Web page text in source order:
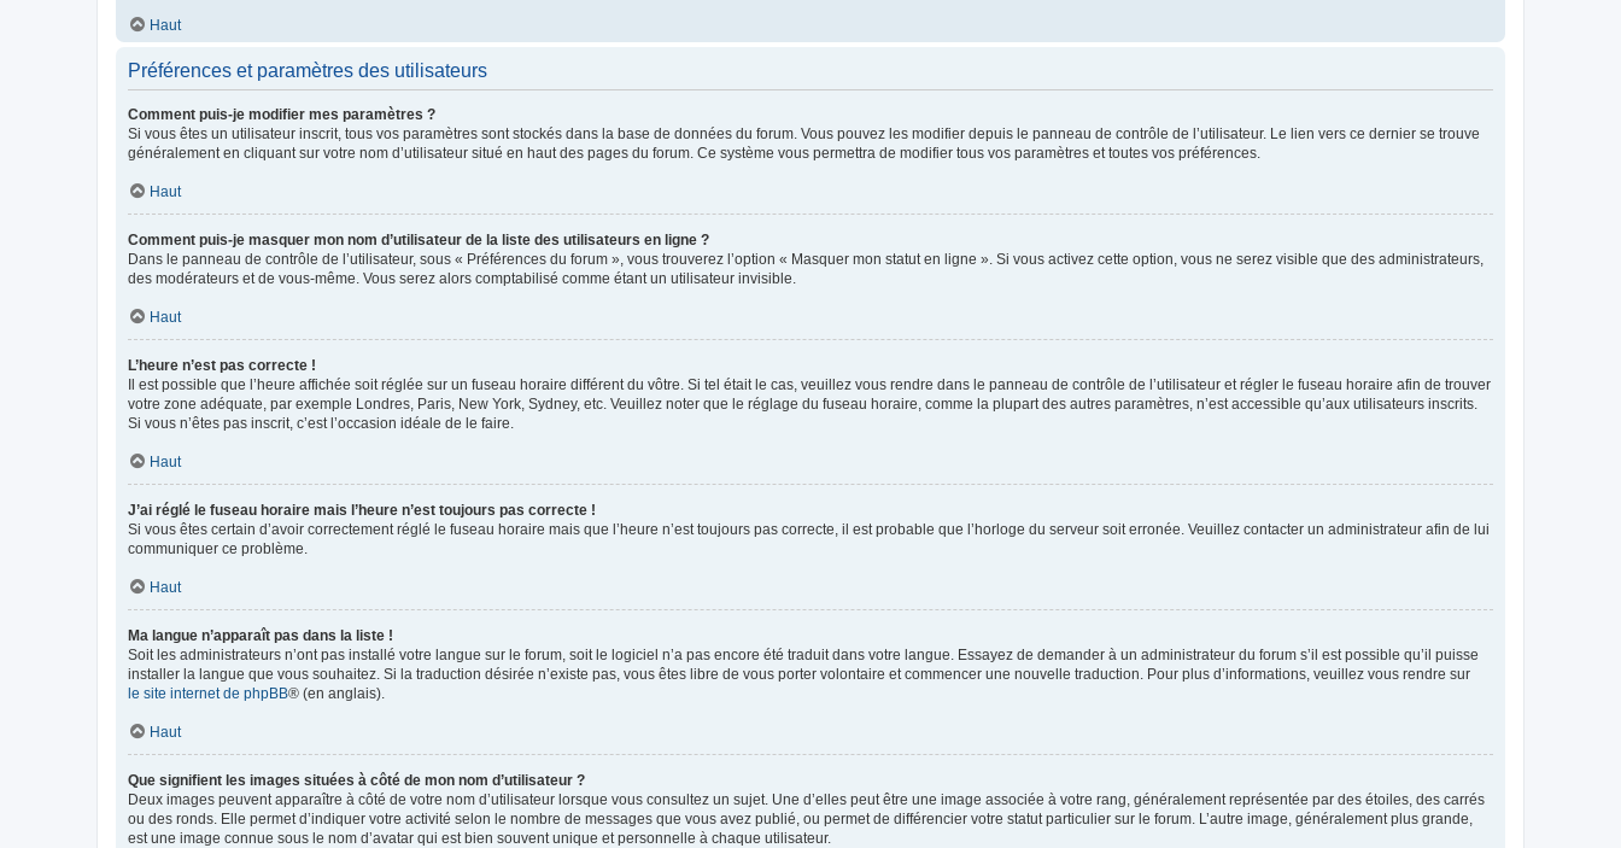
Haut
Préférences et paramètres des utilisateurs
Comment puis-je modifier mes paramètres ?
Si vous êtes un utilisateur inscrit, tous vos paramètres sont stockés dans la base de données du forum. Vous pouvez les modifier depuis le panneau de contrôle de l’utilisateur. Le lien vers ce dernier se trouve
généralement en cliquant sur votre nom d’utilisateur situé en haut des pages du forum. Ce système vous permettra de modifier tous vos paramètres et toutes vos préférences.
Haut
Comment puis-je masquer mon nom d’utilisateur de la liste des utilisateurs en ligne ?
Dans le panneau de contrôle de l’utilisateur, sous « Préférences du forum », vous trouverez l’option « Masquer mon statut en ligne ». Si vous activez cette option, vous ne serez visible que des administrateurs,
des modérateurs et de vous-même. Vous serez alors comptabilisé comme étant un utilisateur invisible.
Haut
L’heure n’est pas correcte !
Il est possible que l’heure affichée soit réglée sur un fuseau horaire différent du vôtre. Si tel était le cas, veuillez vous rendre dans le panneau de contrôle de l’utilisateur et régler le fuseau horaire afin de trouver
votre zone adéquate, par exemple Londres, Paris, New York, Sydney, etc. Veuillez noter que le réglage du fuseau horaire, comme la plupart des autres paramètres, n’est accessible qu’aux utilisateurs inscrits.
Si vous n’êtes pas inscrit, c’est l’occasion idéale de le faire.
Haut
J’ai réglé le fuseau horaire mais l’heure n’est toujours pas correcte !
Si vous êtes certain d’avoir correctement réglé le fuseau horaire mais que l’heure n’est toujours pas correcte, il est probable que l’horloge du serveur soit erronée. Veuillez contacter un administrateur afin de lui
communiquer ce problème.
Haut
Ma langue n’apparaît pas dans la liste !
Soit les administrateurs n’ont pas installé votre langue sur le forum, soit le logiciel n’a pas encore été traduit dans votre langue. Essayez de demander à un administrateur du forum s’il est possible qu’il puisse
installer la langue que vous souhaitez. Si la traduction désirée n’existe pas, vous êtes libre de vous porter volontaire et commencer une nouvelle traduction. Pour plus d’informations, veuillez vous rendre sur
le site internet de phpBB® (en anglais).
Haut
Que signifient les images situées à côté de mon nom d’utilisateur ?
Deux images peuvent apparaître à côté de votre nom d’utilisateur lorsque vous consultez un sujet. Une d’elles peut être une image associée à votre rang, généralement représentée par des étoiles, des carrés
ou des ronds. Elle permet d’indiquer votre activité selon le nombre de messages que vous avez publié, ou permet de différencier votre statut particulier sur le forum. L’autre image, généralement plus grande,
est une image connue sous le nom d’avatar qui est bien souvent unique et personnelle à chaque utilisateur.